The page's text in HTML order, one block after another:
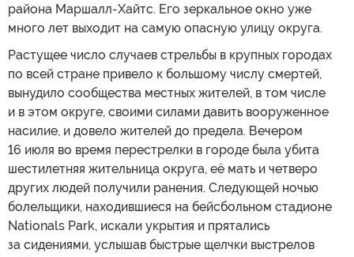
района Маршалл-Хайтс. Его зеркальное окно уже
много лет выходит на самую опасную улицу округа.
Растущее число случаев стрельбы в крупных городах
по всей стране привело к большому числу смертей,
вынудило сообщества местных жителей, в том числе
и в этом округе, своими силами давить вооруженное
насилие, и довело жителей до предела. Вечером
16 июля во время перестрелки в городе была убита
шестилетняя жительница округа, её мать и четверо
других людей получили ранения. Следующей ночью
болельщики, находившиеся на бейсбольном стадионе
Nationals Park, искали укрытия и прятались
за сидениями, услышав быстрые щелчки выстрелов